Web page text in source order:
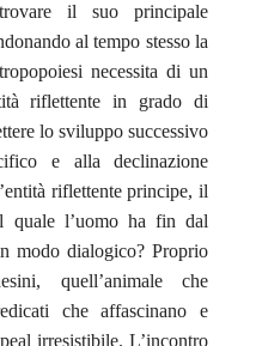
il suo principale
al tempo stesso la
necessita di un
riflettente in grado di
lo sviluppo successivo
e alla declinazione
riflettente principe, il
quale l’uomo ha fin dal
modo dialogico? Proprio
quell’animale che
che affascinano e
irresistibile. L’incontro